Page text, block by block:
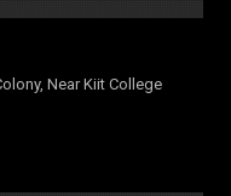
Near Kiit College